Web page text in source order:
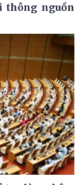
thông nguồn